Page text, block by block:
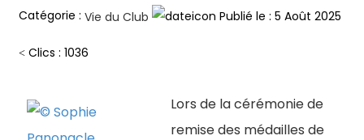
Catégorie :Vie du Club Publié le : 5 Août 2025
Clics : 1036
Lors de la cérémonie de
remise des médailles de